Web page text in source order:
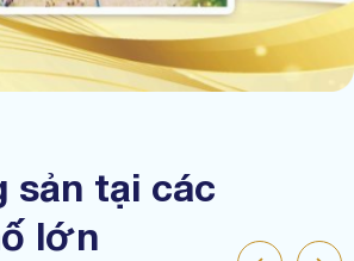
sản tại các
lớn